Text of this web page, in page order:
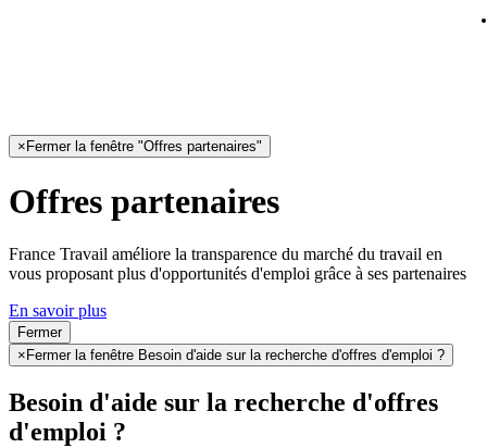
× Fermer la fenêtre "Offres partenaires"
Offres partenaires
France Travail améliore la transparence du marché du travail en
vous proposant plus d'opportunités d'emploi grâce à ses partenaires
En savoir plus
Fermer
× Fermer la fenêtre Besoin d'aide sur la recherche d'offres d'emploi ?
Besoin d'aide sur la recherche d'offres
d'emploi ?